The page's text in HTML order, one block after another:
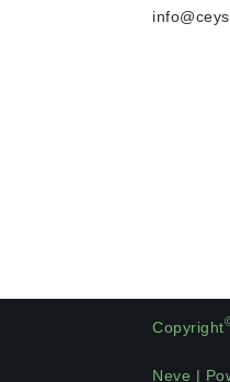
Copyright
Neve |